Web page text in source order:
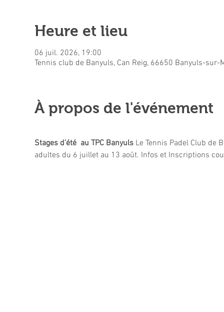
Heure et lieu
06 juil. 2026, 19:00
Tennis club de Banyuls, Can Reig, 66650 Banyuls-sur-
À propos de l'événement
Stages d’été  au TPC Banyuls Le Tennis Padel Club de
adultes du 6 juillet au 13 août. Infos et Inscriptions